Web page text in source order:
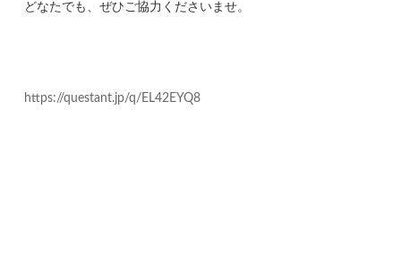
どなたでも、ぜひご協力くださいませ。
https://questant.jp/q/EL42EYQ8